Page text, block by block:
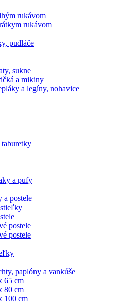
rukávom
rukávom
pudláče
sukne
a mikiny
a legíny, nohavice
a pufy
a postele
postele
postele
paplóny a vankúše
65 cm
80 cm
100 cm